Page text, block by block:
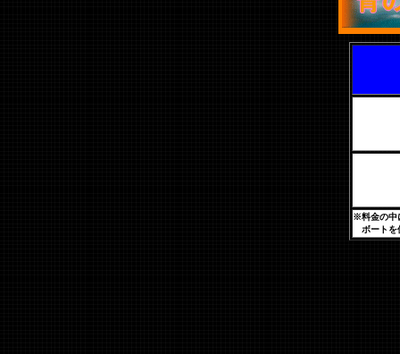
※料金の中
ボートを